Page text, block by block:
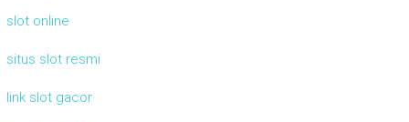
slot online
situs slot resmi
link slot gacor